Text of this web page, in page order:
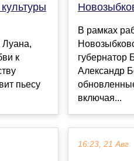
Луана,
к
пьесу
В рамках
губернатор
Александр
включая...
16:23, 21 Авг